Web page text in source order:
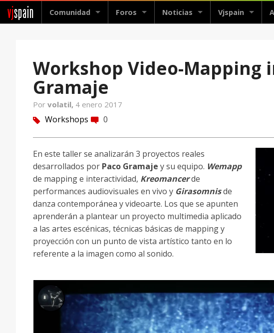
vjspain Comunidad Foros Noticias Vjspain
Workshop Video-Mapping
Gramaje
Por volatil, 4 enero 2017
tag Workshops comment 0
En este taller se analizarán 3 proyectos reales
desarrollados por Paco Gramaje y su equipo. Wemapp
de mapping e interactividad, Kreomancerde
performances audiovisuales en vivo y Girasomnisde
danza contemporánea y videoarte. Los que se apunten
aprenderán a plantear un proyecto multimedia aplicado
a las artes escénicas, técnicas básicas de mapping y
proyección con un punto de vista artístico tanto en lo
referente a la imagen como al sonido.